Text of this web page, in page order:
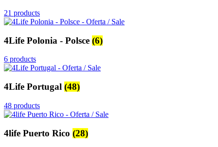
21 products
4Life Polonia - Polsce (6)
6 products
4Life Portugal (48)
48 products
4life Puerto Rico (28)